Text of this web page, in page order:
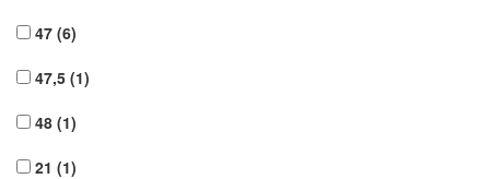
47 (6)
47,5 (1)
48 (1)
21 (1)